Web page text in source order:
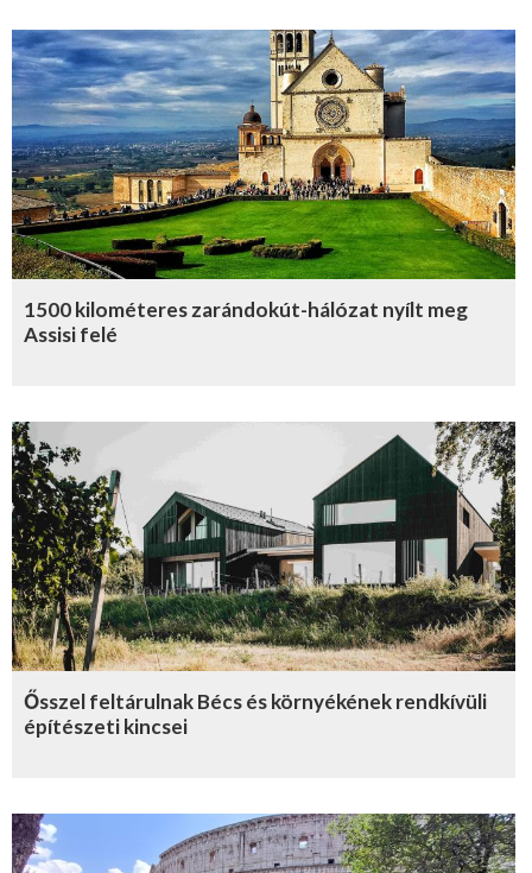
1500 kilométeres zarándokút-hálózat nyílt meg
Assisi felé
Ősszel feltárulnak Bécs és környékének rendkívüli
építészeti kincsei